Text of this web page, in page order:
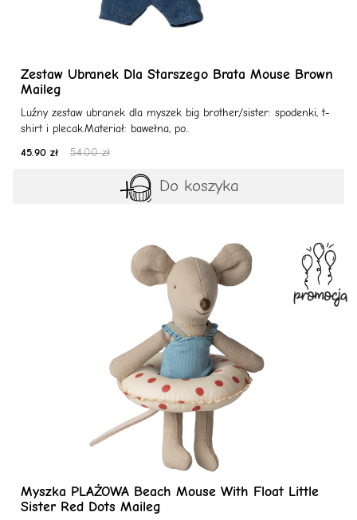
Zestaw Ubranek Dla Starszego Brata Mouse Brown
Maileg
Luźny zestaw ubranek dla myszek big brother/sister: spodenki, t-
shirt i plecak.Materiał: bawełna, po..
45.90 zł
54.00 zł
Do koszyka
Myszka PLAŻOWA Beach Mouse With Float Little
Sister Red Dots Maileg